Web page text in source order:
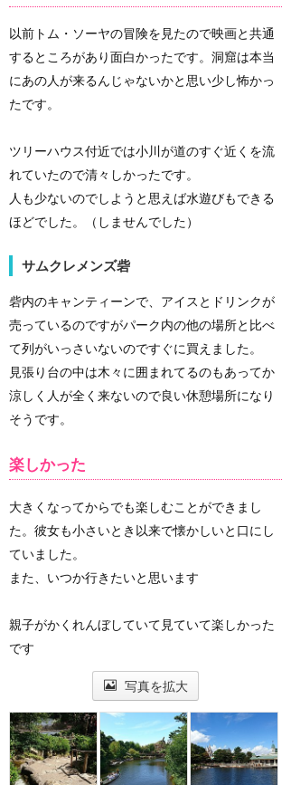
以前トム・ソーヤの冒険を見たので映画と共通
するところがあり面白かったです。洞窟は本当
にあの人が来るんじゃないかと思い少し怖かっ
たです。
ツリーハウス付近では小川が道のすぐ近くを流
れていたので清々しかったです。
人も少ないのでしようと思えば水遊びもできる
ほどでした。（しませんでした）
サムクレメンズ砦
砦内のキャンティーンで、アイスとドリンクが
売っているのですがパーク内の他の場所と比べ
て列がいっさいないのですぐに買えました。
見張り台の中は木々に囲まれてるのもあってか
涼しく人が全く来ないので良い休憩場所になり
そうです。
楽しかった
大きくなってからでも楽しむことができまし
た。彼女も小さいとき以来で懐かしいと口にし
ていました。
また、いつか行きたいと思います
親子がかくれんぼしていて見ていて楽しかった
です
写真を拡大